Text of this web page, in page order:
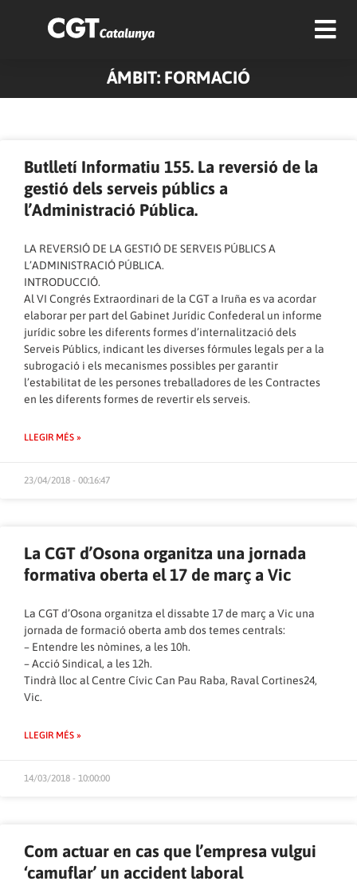
ÁMBIT: FORMACIÓ
Butlletí Informatiu 155. La reversió de la
gestió dels serveis públics a
l’Administració Pública.
LA REVERSIÓ DE LA GESTIÓ DE SERVEIS PÚBLICS A
L’ADMINISTRACIÓ PÚBLICA.
INTRODUCCIÓ.
Al VI Congrés Extraordinari de la CGT a Iruña es va acordar
elaborar per part del Gabinet Jurídic Confederal un informe
jurídic sobre les diferents formes d’internalització dels
Serveis Públics, indicant les diverses fórmules legals per a la
subrogació i els mecanismes possibles per garantir
l’estabilitat de les persones treballadores de les Contractes
en les diferents formes de revertir els serveis.
LLEGIR MÉS »
23/04/2018 - 00:16:47
La CGT d’Osona organitza una jornada
formativa oberta el 17 de març a Vic
La CGT d’Osona organitza el dissabte 17 de març a Vic una
jornada de formació oberta amb dos temes centrals:
– Entendre les nòmines, a les 10h.
– Acció Sindical, a les 12h.
Tindrà lloc al Centre Cívic Can Pau Raba, Raval Cortines24,
Vic.
LLEGIR MÉS »
14/03/2018 - 10:00:00
Com actuar en cas que l’empresa vulgui
‘camuflar’ un accident laboral